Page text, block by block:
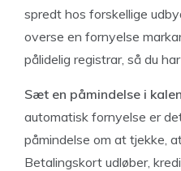
spredt hos forskellige
overse en fornyelse
pålidelig registrar, så du
Sæt en påmindelse i
automatisk fornyelse er
påmindelse om at tjekke,
Betalingskort udløber,